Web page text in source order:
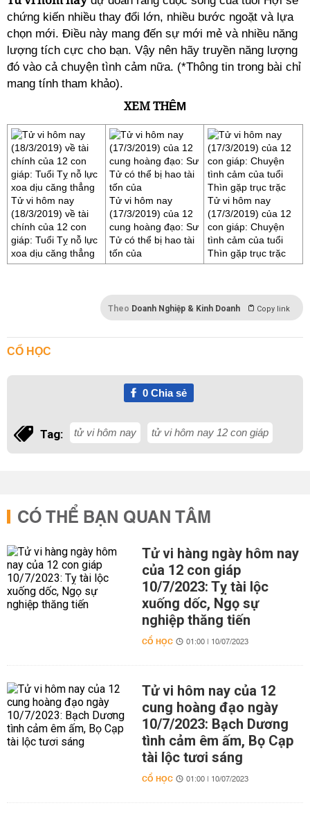
chứng kiến nhiều thay đổi lớn, nhiều bước ngoặt và lựa
chọn mới. Điều này mang đến sự mới mẻ và nhiều năng
lượng tích cực cho bạn. Vậy nên hãy truyền năng lượng
đó vào cả chuyện tình cảm nữa. (*Thông tin trong bài chỉ
mang tính tham khảo).
XEM THÊM
Tử vi hôm nay
(18/3/2019) về tài
chính của 12 con
giáp: Tuổi Tỵ nỗ lực
xoa dịu căng thẳng
Tử vi hôm nay
(17/3/2019) của 12
cung hoàng đạo: Sư
Tử có thể bị hao tài
tốn của
Tử vi hôm nay
(17/3/2019) của 12
con giáp: Chuyện
tình cảm của tuổi
Thìn gặp trục trặc
Theo Doanh Nghiệp & Kinh Doanh Copy link
CỔ HỌC
0Chia sẻ
Tag: tử vi hôm nay tử vi hôm nay 12 con giáp
CÓ THỂ BẠN QUAN TÂM
Tử vi hàng ngày hôm nay
của 12 con giáp
10/7/2023: Tỵ tài lộc
xuống dốc, Ngọ sự
nghiệp thăng tiến
CỔ HỌC 01:00 | 10/07/2023
Tử vi hôm nay của 12
cung hoàng đạo ngày
10/7/2023: Bạch Dương
tình cảm êm ấm, Bọ Cạp
tài lộc tươi sáng
CỔ HỌC 01:00 | 10/07/2023